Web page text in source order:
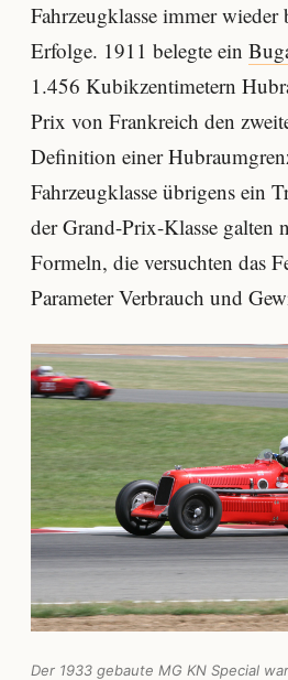
Fahrzeugklasse immer wieder
Erfolge. 1911 belegte ein
1.456 Kubikzentimetern
Prix von Frankreich den
Definition einer
Fahrzeugklasse übrigens ein
der Grand-Prix-Klasse galten
Formeln, die versuchten das
Parameter Verbrauch und
Der 1933 gebaute MG KN Special